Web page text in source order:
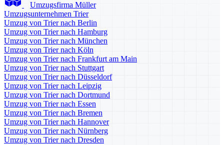
Umzugsfirma Müller
Umzugsunternehmen Trier
Umzug von Trier nach Berlin
Umzug von Trier nach Hamburg
Umzug von Trier nach München
Umzug von Trier nach Köln
Umzug von Trier nach Frankfurt am Main
Umzug von Trier nach Stuttgart
Umzug von Trier nach Düsseldorf
Umzug von Trier nach Leipzig
Umzug von Trier nach Dortmund
Umzug von Trier nach Essen
Umzug von Trier nach Bremen
Umzug von Trier nach Hannover
Umzug von Trier nach Nürnberg
Umzug von Trier nach Dresden